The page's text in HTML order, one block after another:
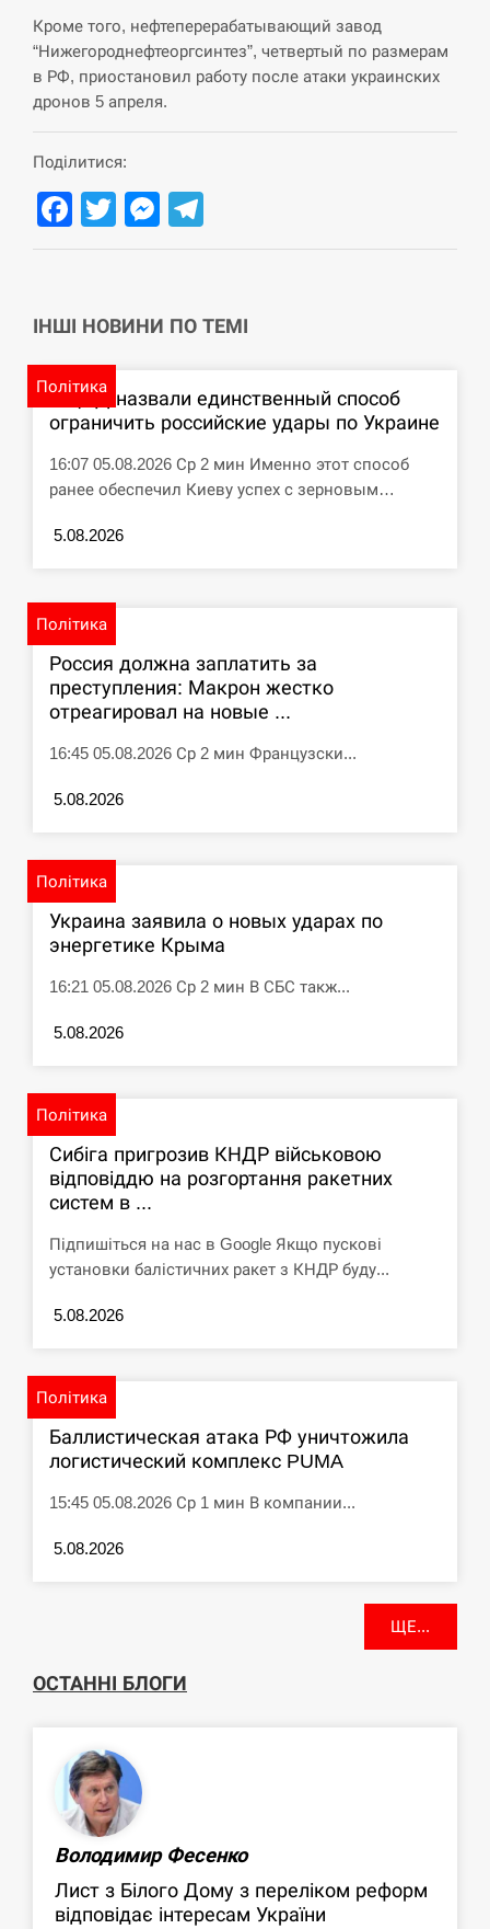
СЕРПЕНЬ
12:53
США обсуждают лицензии на Patriot для
СЕРПЕНЬ
Латвія готова направити до 20 військових для
розблокування Ормузької протоки
12:23
СЕРПЕНЬ
12:10
У США зафіксували рекордний спалах
циклоспорозу, захворіли понад 10 тисяч…
СЕРПЕНЬ
Под огнем “Эпицентр”, ROZETKA и “Новая
почта”: что известно об…
СЕРПЕНЬ
У зоопарку Токіо через спеку загинули три
левиці
СЕРПЕНЬ
11:23
ЩЕ...
Кроме того, нефтеперерабатывающий завод
“Нижегороднефтеоргсинтез”, четвертый по размерам
в РФ, приостановил работу после атаки украинских
дронов 5 апреля.
Поділитися:
Facebook
TwitterMessenger
ІНШІ НОВИНИ ПО ТЕМІ
Політика
В ЦПД назвали единственный способ
ограничить российские удары по Украине
16:07 05.08.2026 Ср 2 мин Именно этот способ
ранее обеспечил Киеву успех с зерновым…
5.08.2026
Політика
Россия должна заплатить за
преступления: Макрон жестко
отреагировал на новые ...
16:45 05.08.2026 Ср 2 мин Французски...
5.08.2026
Політика
Украина заявила о новых ударах по
энергетике Крыма
16:21 05.08.2026 Ср 2 мин В СБС такж...
5.08.2026
Політика
Сибіга пригрозив КНДР військовою
відповіддю на розгортання ракетних
систем в ...
Підпишіться на нас в Google Якщо пускові
установки балістичних ракет з КНДР буду...
5.08.2026
Політика
Баллистическая атака РФ уничтожила
логистический комплекс PUMA
15:45 05.08.2026 Ср 1 мин В компании...
5.08.2026
ЩЕ...
ОСТАННІ БЛОГИ
Володимир Фесенко
Лист з Білого Дому з переліком реформ
відповідає інтересам України